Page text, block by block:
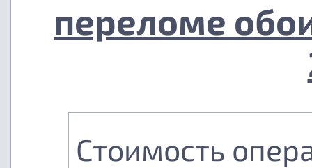
переломе
Стоимость